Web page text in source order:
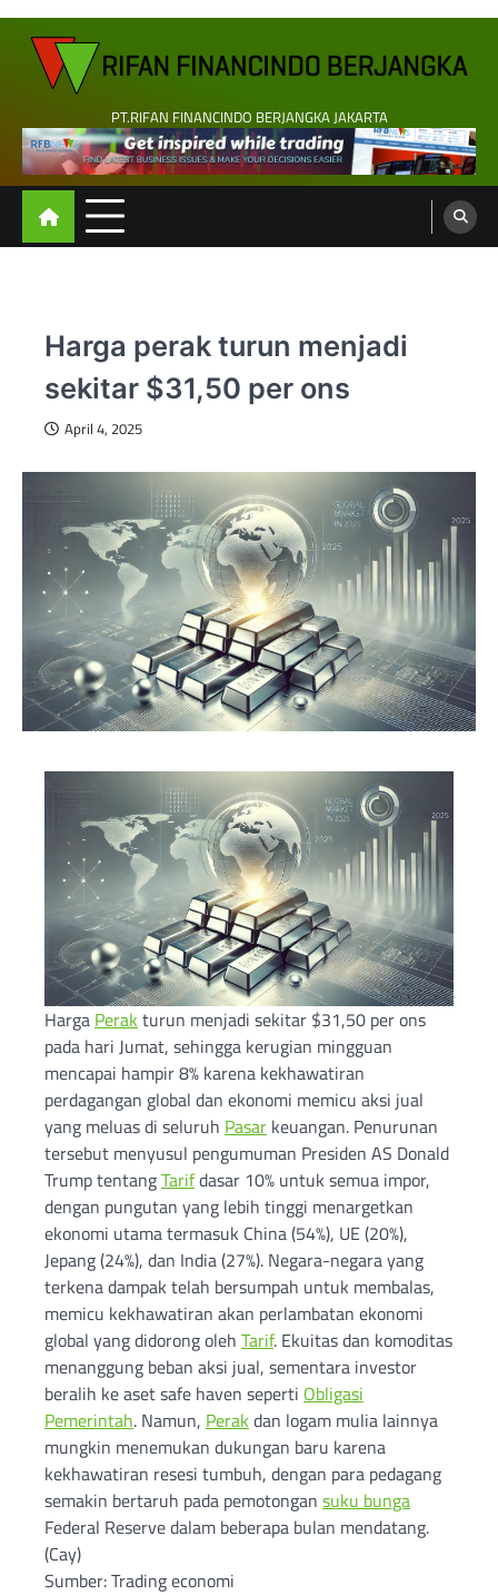
Skip
content
PT.RIFAN FINANCINDO BERJANGKA JAKARTA
Harga perak turun menjadi
sekitar $31,50 per ons
April 4, 2025
Harga Perak turun menjadi sekitar $31,50 per ons
pada hari Jumat, sehingga kerugian mingguan
mencapai hampir 8% karena kekhawatiran
perdagangan global dan ekonomi memicu aksi jual
yang meluas di seluruh Pasar keuangan. Penurunan
tersebut menyusul pengumuman Presiden AS Donald
Trump tentangTarifdasar 10% untuk semua impor,
dengan pungutan yang lebih tinggi menargetkan
ekonomi utama termasuk China (54%), UE (20%),
Jepang (24%), dan India (27%). Negara-negara yang
terkena dampak telah bersumpah untuk membalas,
memicu kekhawatiran akan perlambatan ekonomi
global yang didorong oleh Tarif. Ekuitas dan komoditas
menanggung beban aksi jual, sementara investor
beralih ke aset safe haven seperti Obligasi
Pemerintah. Namun, Perak dan logam mulia lainnya
mungkin menemukan dukungan baru karena
kekhawatiran resesi tumbuh, dengan para pedagang
semakin bertaruh pada pemotongan suku bunga
Federal Reserve dalam beberapa bulan mendatang.
(Cay)
Sumber: Trading economi